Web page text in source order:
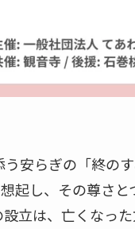
安らぎの「終の
起し、その尊さ
立は、亡くなった